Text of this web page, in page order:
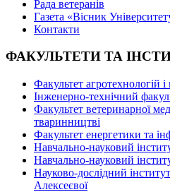
Рада ветеранів
Газета «Вісник
Контакти
ФАКУЛЬТЕТИ ТА
Факультет агротехнологій
Інженерно-технічний
Факультет ветеринарної
тваринництві
Факультет енергетики та
Навчально-науковий
Навчально-науковий
Науково-дослідний
Алексеєвої